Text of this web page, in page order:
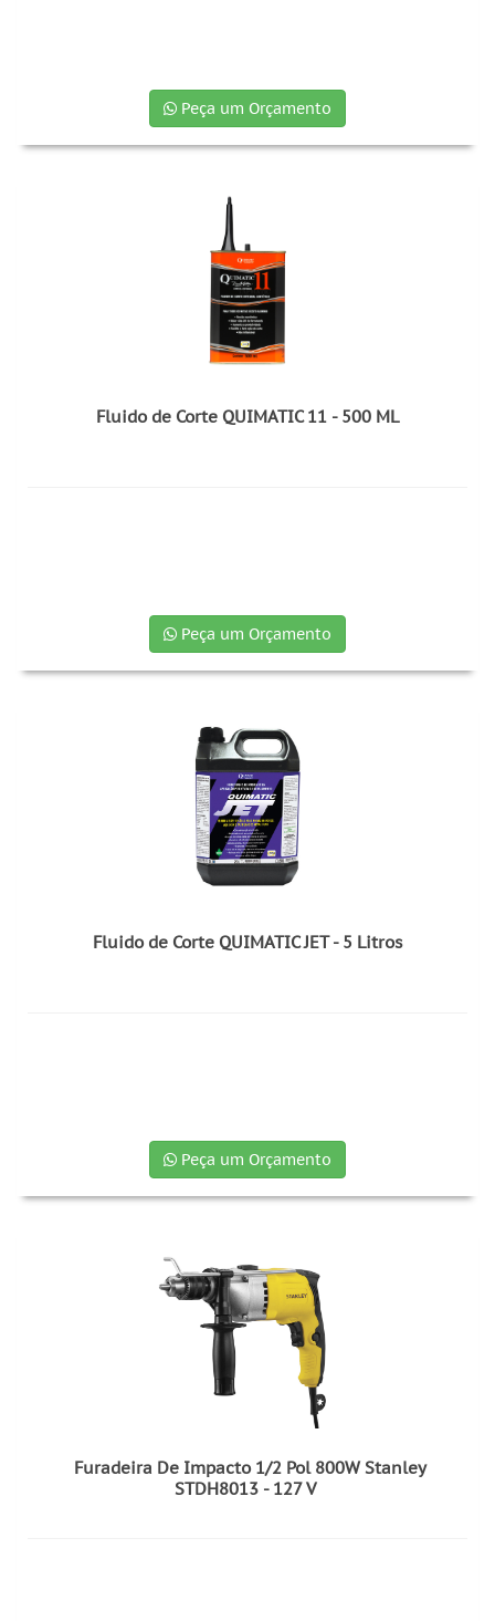
Peça um Orçamento
Fluido de Corte QUIMATIC 11 - 500 ML
Peça um Orçamento
Fluido de Corte QUIMATIC JET - 5 Litros
Peça um Orçamento
Furadeira De Impacto 1/2 Pol 800W Stanley
STDH8013 - 127 V